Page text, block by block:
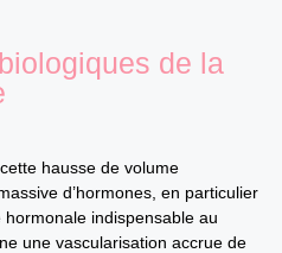
de la
hausse de volume
d’hormones, en particulier
indispensable au
une vascularisation accrue de